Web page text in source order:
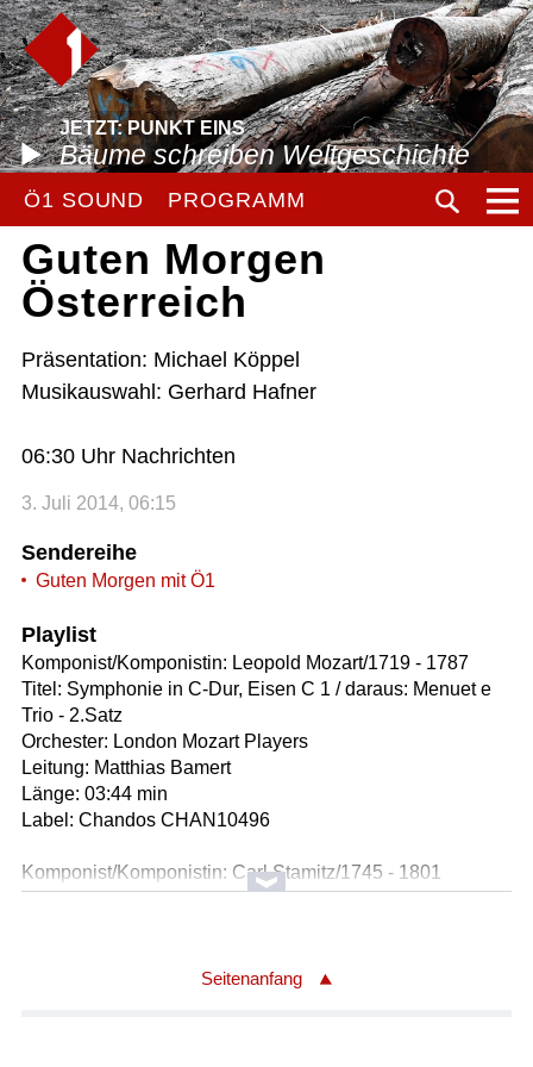
JETZT: PUNKT EINS
Bäume schreiben Weltgeschichte
Ö1 SOUND PROGRAMM
Guten Morgen
Österreich
Präsentation: Michael Köppel
Musikauswahl: Gerhard Hafner
06:30 Uhr Nachrichten
3. Juli 2014, 06:15
Sendereihe
Guten Morgen mit Ö1
Playlist
Komponist/Komponistin: Leopold Mozart/1719 - 1787
Titel: Symphonie in C-Dur, Eisen C 1 / daraus: Menuet e
Trio - 2.Satz
Orchester: London Mozart Players
Leitung: Matthias Bamert
Länge: 03:44 min
Label: Chandos CHAN10496
Komponist/Komponistin: Carl Stamitz/1745 - 1801
Titel: Quartett für Klarinette, Violine, Viola und Violoncello
Ausführende: Authentic Quartet /Mitglieder
Seitenanfang